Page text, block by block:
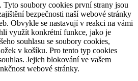
Tyto soubory cookies první strany jsou
bezpečnosti naší webové stránky
Obvykle se nastavují v reakci na vámi
využít konkrétní funkce, jako je
souhlasu se soubory cookies,
v košíku. Pro tento typ cookies
Jejich blokování ve vašem
webové stránky.